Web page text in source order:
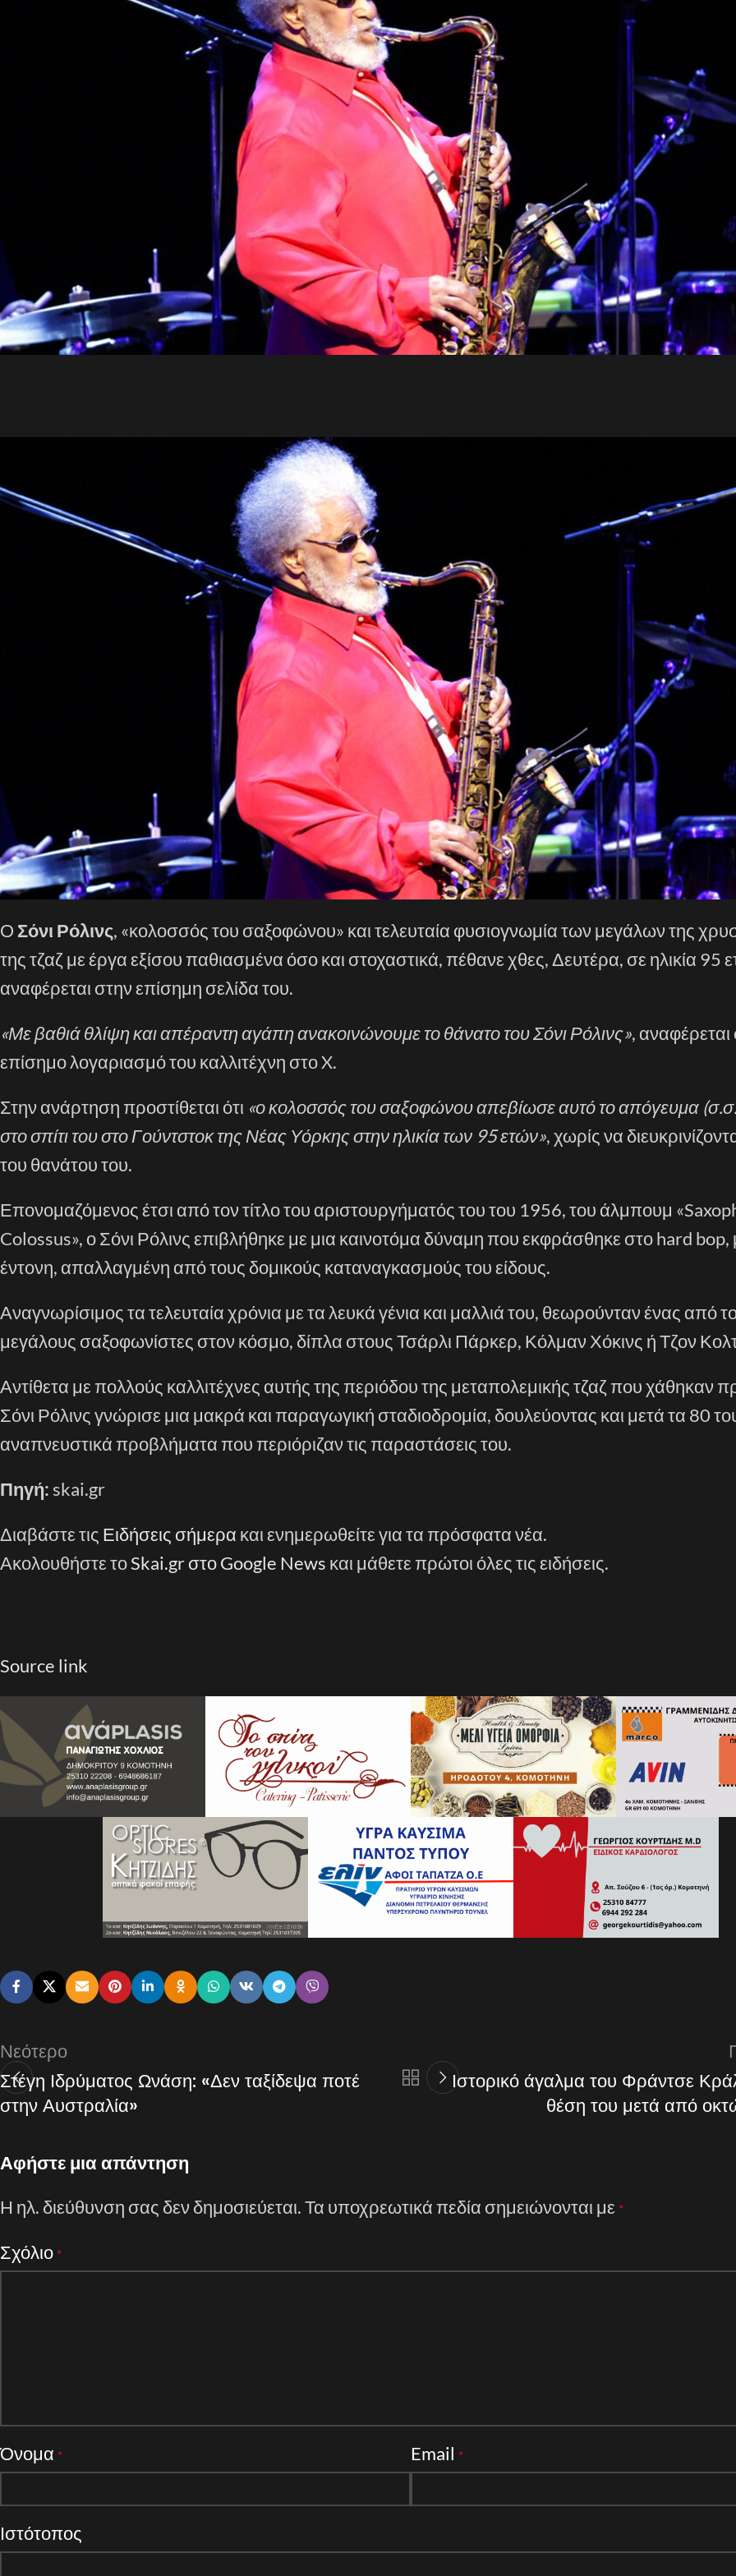
Ο Σόνι Ρόλινς, «κολοσσός του σαξοφώνου» και τελευταία φυσιογνωμία των μεγάλων της
της τζαζ με έργα εξίσου παθιασμένα όσο και στοχαστικά, πέθανε χθες, Δευτέρα, σε ηλικία 95
αναφέρεται στην επίσημη σελίδα του.
«Με βαθιά θλίψη και απέραντη αγάπη ανακοινώνουμε το θάνατο του Σόνι Ρόλινς», αναφέρεται
επίσημο λογαριασμό του καλλιτέχνη στο X.
Στην ανάρτηση προστίθεται ότι «ο κολοσσός του σαξοφώνου απεβίωσε αυτό το απόγευμα
στο σπίτι του στο Γούντστοκ της Νέας Υόρκης στην ηλικία των 95 ετών», χωρίς να
του θανάτου του.
Επονομαζόμενος έτσι από τον τίτλο του αριστουργήματός του του 1956, του άλμπουμ
Colossus», ο Σόνι Ρόλινς επιβλήθηκε με μια καινοτόμα δύναμη που εκφράσθηκε στο hard bop,
έντονη, απαλλαγμένη από τους δομικούς καταναγκασμούς του είδους.
Αναγνωρίσιμος τα τελευταία χρόνια με τα λευκά γένια και μαλλιά του, θεωρούνταν ένας από
μεγάλους σαξοφωνίστες στον κόσμο, δίπλα στους Τσάρλι Πάρκερ, Κόλμαν Χόκινς ή Τζον
Αντίθετα με πολλούς καλλιτέχνες αυτής της περιόδου της μεταπολεμικής τζαζ που χάθηκαν
Σόνι Ρόλινς γνώρισε μια μακρά και παραγωγική σταδιοδρομία, δουλεύοντας και μετά τα 80
αναπνευστικά προβλήματα που περιόριζαν τις παραστάσεις του.
Πηγή: skai.gr
Διαβάστε τις Ειδήσεις σήμερα και ενημερωθείτε για τα πρόσφατα νέα.
Ακολουθήστε τοSkai.gr στο Google News και μάθετε πρώτοι όλες τις ειδήσεις.
Source link
Νεότερο
Στέγη Ιδρύματος Ωνάση: «Δεν ταξίδεψα ποτέ
στην Αυστραλία»
Ιστορικό άγαλμα του Φράντσε
θέση του μετά από
Αφήστε μια απάντηση
Η ηλ. διεύθυνση σας δεν δημοσιεύεται.Τα υποχρεωτικά πεδία σημειώνονται με *
Σχόλιο *
Όνομα * Email *
Ιστότοπος